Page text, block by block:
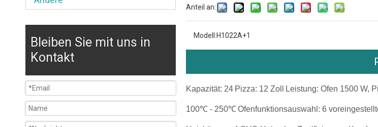
Bleiben Sie mit uns in
Kontakt
Anteil an:
Modell:H1022A+1
Kapazität: 24 Pizza: 12 Zoll Leistung: Ofen 1500 W,
100℃ - 250℃Ofenfunktionsauswahl: 6